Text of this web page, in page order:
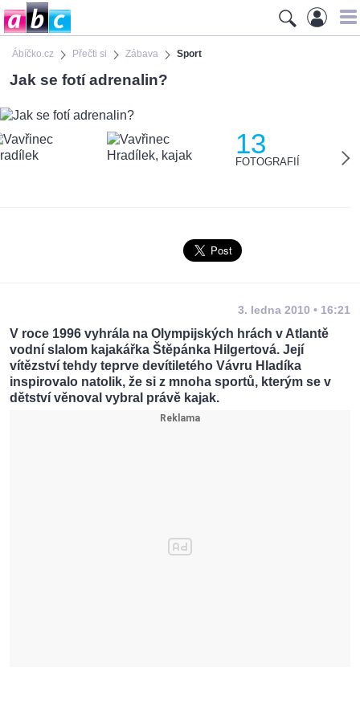
Ábíčko.cz Přečti si Zábava Sport
Jak se fotí adrenalin?
13
FOTOGRAFIÍ
3. ledna 2010 • 16:21
V roce 1996 vyhrála na Olympijských hrách v Atlantě
vodní slalom kajakářka Štěpánka Hilgertová. Její
vítězství tehdy teprve devítiletého Vávru Hladíka
inspirovalo natolik, že si z mnoha sportů, kterým se v
dětství věnoval vybral právě kajak.